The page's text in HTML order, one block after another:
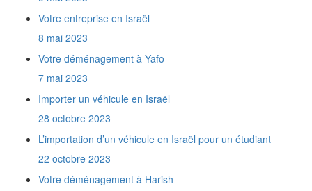
Quels documents fournir pour un retour en
France ?
Comment obtenir la Téoudath Olé ?
Quel est le rôle du Ministère de l'Intégration
Quel lien y a t'il entre l'Agence Juive et le
Ministère de l'Intégration ?
Je rapporte en Israël les affaires que j'ai
prises avec moi en France il y a un an et demi.
Est-ce que je vais payer des taxes de douane
Comment communiquer mes nouvelles
Votre entreprise en Israël
8 mai 2023
Votre déménagement à Yafo
7 mai 2023
Importer un véhicule en Israël
28 octobre 2023
L’importation d’un véhicule en Israël pour un étudiant
22 octobre 2023
Votre déménagement à Harish